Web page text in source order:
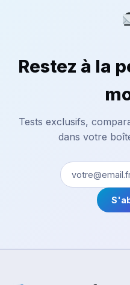
Restez à la
Tests exclusifs,
dans votre